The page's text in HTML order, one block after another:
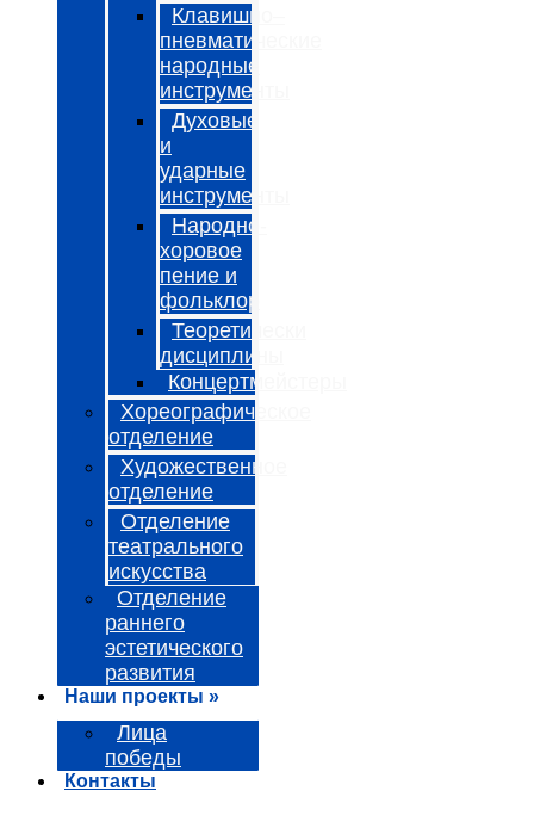
Клавишно–
пневматические
народные
инструменты
Духовые
и
ударные
инструменты
Народно-
хоровое
пение и
фольклор
Теоретически
дисциплины
Концертмейстеры
Хореографическое
отделение
Художественное
отделение
Отделение
театрального
искусства
Отделение
раннего
эстетического
развития
Наши проекты »
Лица
победы
Контакты